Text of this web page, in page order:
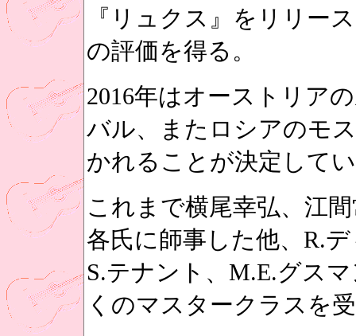
『リュクス』をリリー
の評価を得る。
2016年はオーストリア
バル、またロシアのモ
かれることが決定して
これまで横尾幸弘、江
各氏に師事した他、R.
S.テナント、M.E.グス
くのマスタークラスを